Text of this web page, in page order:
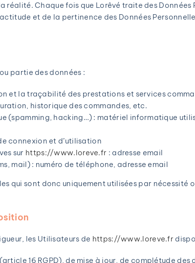
Chaque fois que Lorêvé traite des Données
et de la pertinence des Données
partie des données :
et la traçabilité des prestations et services
historique des commandes, etc.
(spamming, hacking…) : matériel informatique
connexion et d’utilisation
sur https://www.loreve.fr : adresse email
mail) : numéro de téléphone, adresse email
qui sont donc uniquement utilisées par nécessité
les Utilisateurs de https://www.loreve.fr
16 RGPD), de mise à jour, de complétude des